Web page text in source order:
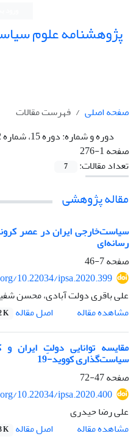
پژوهشنامه علوم
صفحه اصلی
فهرست مقالات
دوره و شماره:
صفحه 1-276
تعداد مقالات:
7
مقاله پژوهشی
سیاست‌خارجی ایران در عصر
رسانه‌ای
صفحه7-46
10.22034/ipsa.2020.399
علی باقری دولت آبادی، محسن
مشاهده مقاله
اصل مقاله K
مقایسه توانایی دولتِ
سیاست‌گذاری کووید-19
صفحه47-72
10.22034/ipsa.2020.400
علی رضا حیدری
مشاهده مقاله
اصل مقاله K